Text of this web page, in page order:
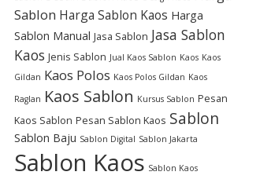
Sablon Harga Sablon Kaos Harga
Sablon Manual Jasa Sablon Jasa Sablon
Kaos Jenis Sablon Jual Kaos Sablon Kaos Kaos
Gildan Kaos Polos Kaos Polos Gildan Kaos
Raglan Kaos Sablon Kursus Sablon Pesan
Kaos Sablon Pesan Sablon Kaos Sablon
Sablon Baju Sablon Digital Sablon Jakarta
Sablon Kaos Sablon Kaos